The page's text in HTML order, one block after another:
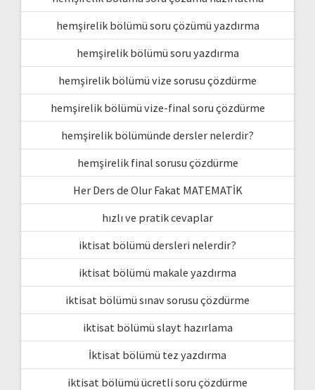
hemşirelik bölümü soru çözümü yazdırma
hemşirelik bölümü soru yazdırma
hemşirelik bölümü vize sorusu çözdürme
hemşirelik bölümü vize-final soru çözdürme
hemşirelik bölümünde dersler nelerdir?
hemşirelik final sorusu çözdürme
Her Ders de Olur Fakat MATEMATİK
hızlı ve pratik cevaplar
iktisat bölümü dersleri nelerdir?
iktisat bölümü makale yazdırma
iktisat bölümü sınav sorusu çözdürme
iktisat bölümü slayt hazırlama
İktisat bölümü tez yazdırma
iktisat bölümü ücretli soru çözdürme